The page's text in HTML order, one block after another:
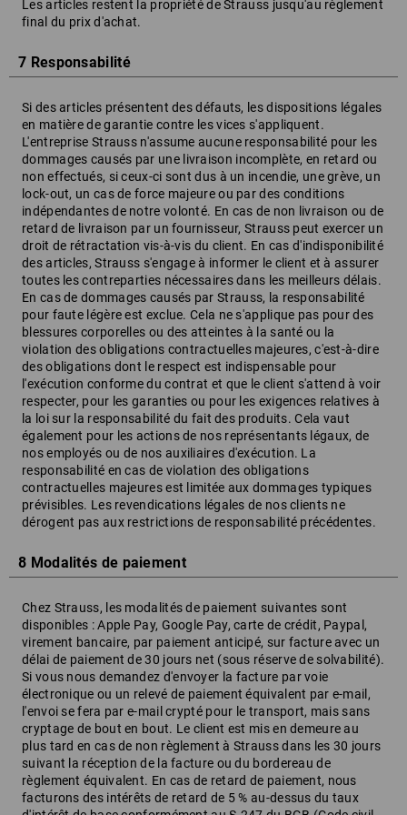
Les articles restent la propriété de Strauss jusqu'au règlement
final du prix d'achat.
7 Responsabilité
Si des articles présentent des défauts, les dispositions légales
en matière de garantie contre les vices s'appliquent.
L'entreprise Strauss n'assume aucune responsabilité pour les
dommages causés par une livraison incomplète, en retard ou
non effectués, si ceux-ci sont dus à un incendie, une grève, un
lock-out, un cas de force majeure ou par des conditions
indépendantes de notre volonté. En cas de non livraison ou de
retard de livraison par un fournisseur, Strauss peut exercer un
droit de rétractation vis-à-vis du client. En cas d'indisponibilité
des articles, Strauss s'engage à informer le client et à assurer
toutes les contreparties nécessaires dans les meilleurs délais.
En cas de dommages causés par Strauss, la responsabilité
pour faute légère est exclue. Cela ne s'applique pas pour des
blessures corporelles ou des atteintes à la santé ou la
violation des obligations contractuelles majeures, c'est-à-dire
des obligations dont le respect est indispensable pour
l'exécution conforme du contrat et que le client s'attend à voir
respecter, pour les garanties ou pour les exigences relatives à
la loi sur la responsabilité du fait des produits. Cela vaut
également pour les actions de nos représentants légaux, de
nos employés ou de nos auxiliaires d'exécution. La
responsabilité en cas de violation des obligations
contractuelles majeures est limitée aux dommages typiques
prévisibles. Les revendications légales de nos clients ne
dérogent pas aux restrictions de responsabilité précédentes.
8 Modalités de paiement
Chez Strauss, les modalités de paiement suivantes sont
disponibles : Apple Pay, Google Pay, carte de crédit, Paypal,
virement bancaire, par paiement anticipé, sur facture avec un
délai de paiement de 30 jours net (sous réserve de solvabilité).
Si vous nous demandez d'envoyer la facture par voie
électronique ou un relevé de paiement équivalent par e-mail,
l'envoi se fera par e-mail crypté pour le transport, mais sans
cryptage de bout en bout. Le client est mis en demeure au
plus tard en cas de non règlement à Strauss dans les 30 jours
suivant la réception de la facture ou du bordereau de
règlement équivalent. En cas de retard de paiement, nous
facturons des intérêts de retard de 5 % au-dessus du taux